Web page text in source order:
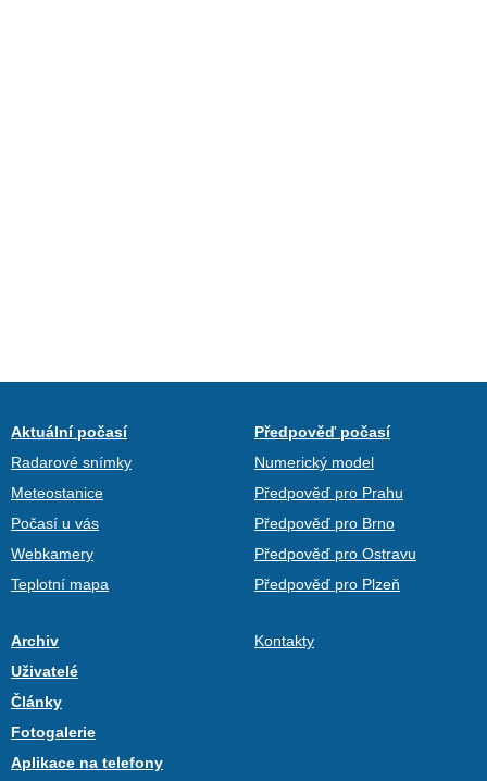
Aktuální počasí
Radarové snímky
Meteostanice
Počasí u vás
Webkamery
Teplotní mapa
Předpověď počasí
Numerický model
Předpověď pro Prahu
Předpověď pro Brno
Předpověď pro Ostravu
Předpověď pro Plzeň
Archiv
Uživatelé
Články
Fotogalerie
Aplikace na telefony
Kontakty